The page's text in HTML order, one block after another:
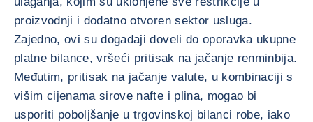
proizvodnji i dodatno otvoren sektor usluga.
Zajedno, ovi su događaji doveli do oporavka ukupne
platne bilance, vršeći pritisak na jačanje renminbija.
Međutim, pritisak na jačanje valute, u kombinaciji s
višim cijenama sirove nafte i plina, mogao bi
usporiti poboljšanje u trgovinskoj bilanci robe, iako